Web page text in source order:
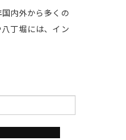
内外から多くの
丁堀には、イン